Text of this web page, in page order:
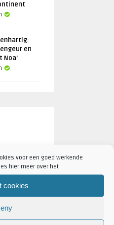
voor een goed werkende
hier meer over het
cookies
en
Noa’